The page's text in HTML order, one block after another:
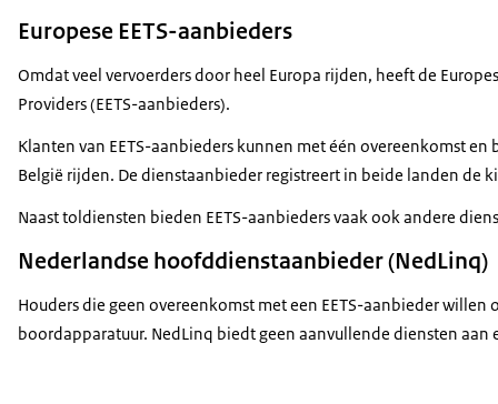
Europese EETS-aanbieders
Omdat veel vervoerders door heel Europa rijden, heeft de
Providers (EETS-aanbieders).
Klanten van EETS-aanbieders kunnen met één overeenkomst
België rijden. De dienstaanbieder registreert in beide landen de
Naast toldiensten bieden EETS-aanbieders vaak ook andere
Nederlandse hoofddienstaanbieder (NedLinq)
Houders die geen overeenkomst met een EETS-aanbieder
boordapparatuur. NedLinq biedt geen aanvullende diensten